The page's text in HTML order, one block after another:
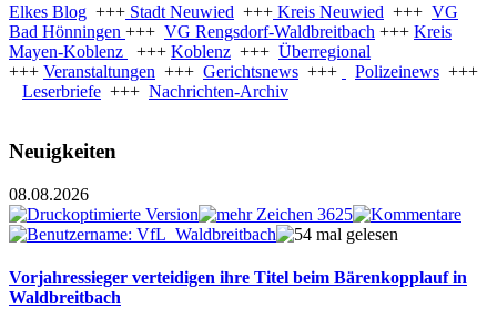
Elkes Blog +++ Stadt Neuwied +++ Kreis Neuwied +++ VG
Bad Hönningen +++ VG Rengsdorf-Waldbreitbach +++ Kreis
Mayen-Koblenz
+++ Koblenz +++ Überregional
+++ Veranstaltungen +++ Gerichtsnews +++ Polizeinews +++
Leserbriefe +++ Nachrichten-Archiv
Neuigkeiten
08.08.2026
Vorjahressieger verteidigen ihre Titel beim Bärenkopplauf in
Waldbreitbach